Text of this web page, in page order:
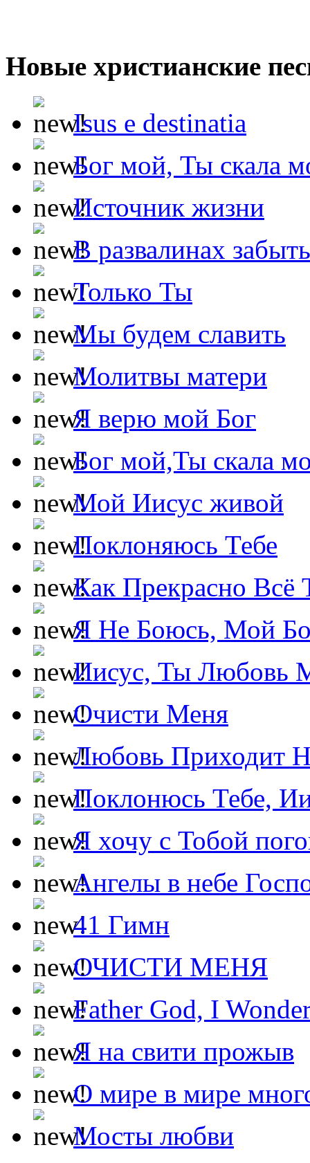
Новые христианские
Isus e destinatia
Бог мой, Ты скала
Источник жизни
В развалинах
Только Ты
Мы будем славить
Молитвы матери
Я верю мой Бог
Бог мой,Ты скала
Мой Иисус живой
Поклоняюсь Тебе
Как Прекрасно Всё
Я Не Боюсь, Мой
Иисус, Ты Любовь
Очисти Меня
Любовь Приходит
Поклонюсь Тебе,
Я хочу с Тобой
Ангелы в небе
41 Гимн
ОЧИСТИ МЕНЯ
Father God, I
Я на свити прожыв
О мире в мире
Мосты любви